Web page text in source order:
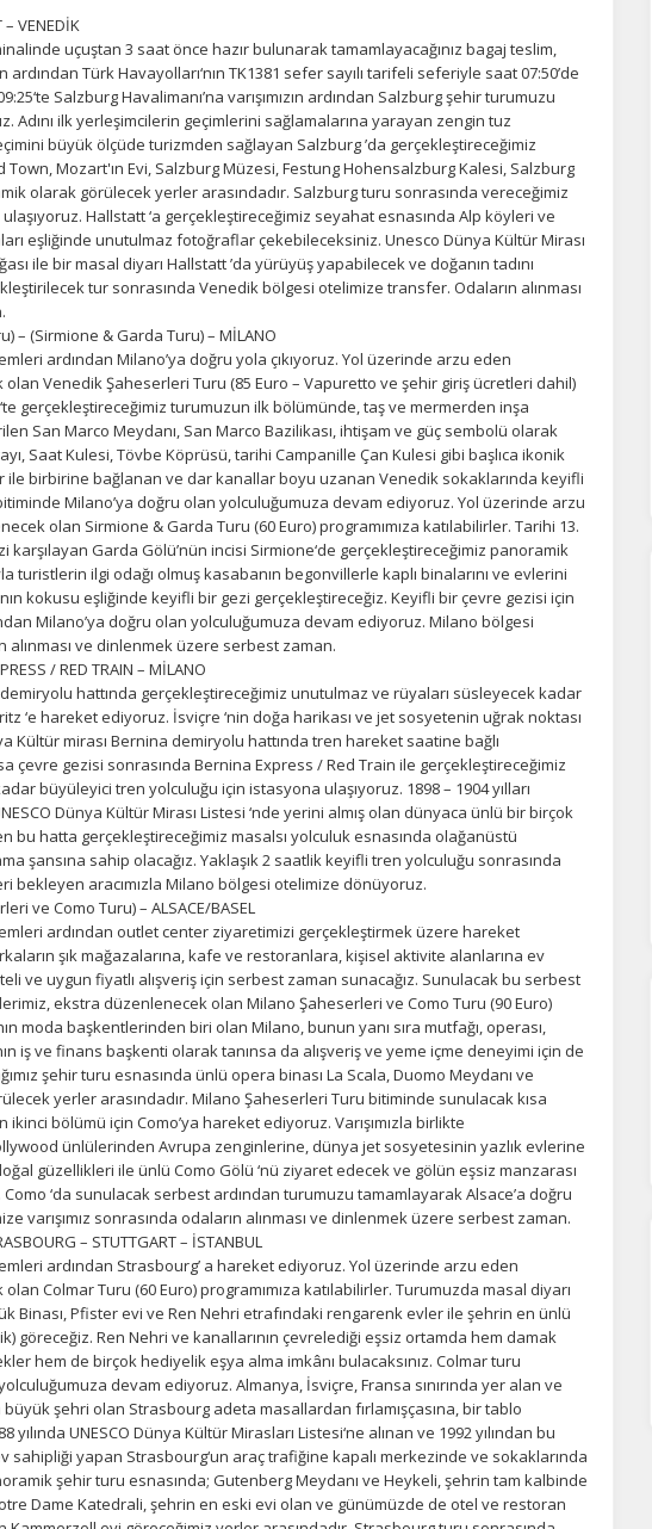
ÇEREZ KULLANIM AYARLARINIZ
Çerez tercihlerinizibelirleyin.
Size daha kişiselleştirilmiş bir web deneyimi sunmak için bazı bilgileri tarayıcınızda
izin vermemeyi seçebilirsiniz ancak bu durumda sitemiz umduğumuz gibi çalışmaya
bilir. Daha fazla bilgi için KVKK bilgilendirmemizi çerez kullanım
inceleyebilirsiniz.
Zorunlu Çerezler HER ZAMAN AKTIF
Oturum yönetimi, güvenlik ve temel site işlevleri için gereklidir. Bu
çerezler olmadan site düzgün çalışmaz ve devre dışı bırakılamaz.
İstatistik Çerezleri
Ziyaretçilerin siteyi nasıl kullandığını anonim olarak ölçeriz. Hangi
sayfaların popüler olduğunu ve kullanıcıların nerede zorluk yaşadığını
anlamamıza yardımcı olur.
Pazarlama Çerezleri
Size ve ilgi alanlarınıza uygun reklamlar göstermek için kullanılır.
Kapatırsanız reklamları görmeye devam edersiniz, ancak daha az
alakalı olabilirler.
Tümünü Reddet Tümünü Kabul Et Tercihleri Kaydet
– VENEDİK
uçuştan 3 saat önce hazır bulunarak tamamlayacağınız bagaj teslim,
Türk Havayolları‘nın TK1381 sefer sayılı tarifeli seferiyle saat 07:50’de
Salzburg Havalimanı’na varışımızın ardından Salzburg şehir turumuzu
ilk yerleşimcilerin geçimlerini sağlamalarına yarayan zengin tuz
büyük ölçüde turizmden sağlayan Salzburg ’da gerçekleştireceğimiz
Mozart'ın Evi, Salzburg Müzesi, Festung Hohensalzburg Kalesi, Salzburg
olarak görülecek yerler arasındadır. Salzburg turu sonrasında vereceğimiz
Hallstatt ‘a gerçekleştireceğimiz seyahat esnasında Alp köyleri ve
eşliğinde unutulmaz fotoğraflar çekebileceksiniz. Unesco Dünya Kültür Mirası
ile bir masal diyarı Hallstatt ’da yürüyüş yapabilecek ve doğanın tadını
tur sonrasında Venedik bölgesi otelimize transfer. Odaların alınması
– (Sirmione & Garda Turu) – MİLANO
ardından Milano’ya doğru yola çıkıyoruz. Yol üzerinde arzu eden
Venedik Şaheserleri Turu (85 Euro – Vapuretto ve şehir giriş ücretleri dahil)
gerçekleştireceğimiz turumuzun ilk bölümünde, taş ve mermerden inşa
San Marco Meydanı, San Marco Bazilikası, ihtişam ve güç sembolü olarak
Saat Kulesi, Tövbe Köprüsü, tarihi Campanille Çan Kulesi gibi başlıca ikonik
ile birbirine bağlanan ve dar kanallar boyu uzanan Venedik sokaklarında keyifli
Milano’ya doğru olan yolculuğumuza devam ediyoruz. Yol üzerinde arzu
olan Sirmione & Garda Turu (60 Euro) programımıza katılabilirler. Tarihi 13.
karşılayan Garda Gölü’nün incisi Sirmione‘de gerçekleştireceğimiz panoramik
turistlerin ilgi odağı olmuş kasabanın begonvillerle kaplı binalarını ve evlerini
kokusu eşliğinde keyifli bir gezi gerçekleştireceğiz. Keyifli bir çevre gezisi için
Milano’ya doğru olan yolculuğumuza devam ediyoruz. Milano bölgesi
alınması ve dinlenmek üzere serbest zaman.
/ RED TRAIN – MİLANO
hattında gerçekleştireceğimiz unutulmaz ve rüyaları süsleyecek kadar
‘e hareket ediyoruz. İsviçre ‘nin doğa harikası ve jet sosyetenin uğrak noktası
Kültür mirası Bernina demiryolu hattında tren hareket saatine bağlı
çevre gezisi sonrasında Bernina Express / Red Train ile gerçekleştireceğimiz
büyüleyici tren yolculuğu için istasyona ulaşıyoruz. 1898 – 1904 yılları
Dünya Kültür Mirası Listesi ‘nde yerini almış olan dünyaca ünlü bir birçok
bu hatta gerçekleştireceğimiz masalsı yolculuk esnasında olağanüstü
şansına sahip olacağız. Yaklaşık 2 saatlik keyifli tren yolculuğu sonrasında
bekleyen aracımızla Milano bölgesi otelimize dönüyoruz.
ve Como Turu) – ALSACE/BASEL
ardından outlet center ziyaretimizi gerçekleştirmek üzere hareket
şık mağazalarına, kafe ve restoranlara, kişisel aktivite alanlarına ev
ve uygun fiyatlı alışveriş için serbest zaman sunacağız. Sunulacak bu serbest
ekstra düzenlenecek olan Milano Şaheserleri ve Como Turu (90 Euro)
moda başkentlerinden biri olan Milano, bunun yanı sıra mutfağı, operası,
iş ve finans başkenti olarak tanınsa da alışveriş ve yeme içme deneyimi için de
şehir turu esnasında ünlü opera binası La Scala, Duomo Meydanı ve
yerler arasındadır. Milano Şaheserleri Turu bitiminde sunulacak kısa
bölümü için Como’ya hareket ediyoruz. Varışımızla birlikte
ünlülerinden Avrupa zenginlerine, dünya jet sosyetesinin yazlık evlerine
güzellikleri ile ünlü Como Gölü ‘nü ziyaret edecek ve gölün eşsiz manzarası
‘da sunulacak serbest ardından turumuzu tamamlayarak Alsace’a doğru
varışımız sonrasında odaların alınması ve dinlenmek üzere serbest zaman.
– STUTTGART – İSTANBUL
ardından Strasbourg’ a hareket ediyoruz. Yol üzerinde arzu eden
Colmar Turu (60 Euro) programımıza katılabilirler. Turumuzda masal diyarı
Binası, Pfister evi ve Ren Nehri etrafındaki rengarenk evler ile şehrin en ünlü
göreceğiz. Ren Nehri ve kanallarının çevrelediği eşsiz ortamda hem damak
hem de birçok hediyelik eşya alma imkânı bulacaksınız. Colmar turu
devam ediyoruz. Almanya, İsviçre, Fransa sınırında yer alan ve
şehri olan Strasbourg adeta masallardan fırlamışçasına, bir tablo
UNESCO Dünya Kültür Mirasları Listesi‘ne alınan ve 1992 yılından bu
sahipliği yapan Strasbourg‘un araç trafiğine kapalı merkezinde ve sokaklarında
şehir turu esnasında; Gutenberg Meydanı ve Heykeli, şehrin tam kalbinde
Dame Katedrali, şehrin en eski evi olan ve günümüzde de otel ve restoran